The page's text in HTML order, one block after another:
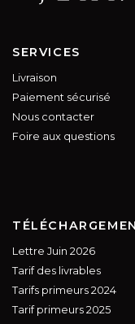
SERVICES
Livraison
Paiement sécurisé
Nous contacter
Foire aux questions
Lettre Juin 2026
Tarif des livrables
Tarifs primeurs 2024
Tarif primeurs 2025